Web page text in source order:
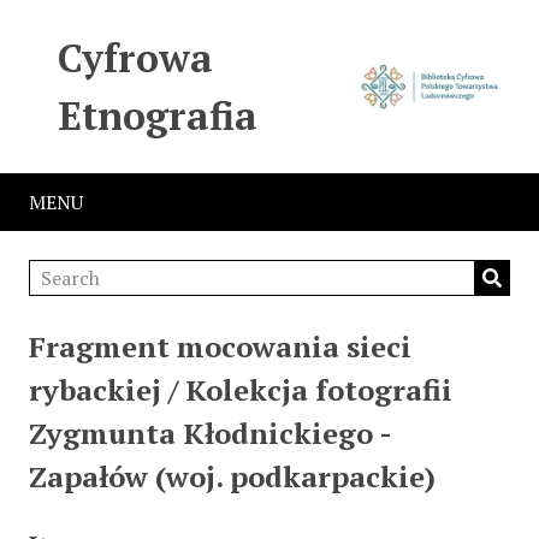
Cyfrowa
Etnografia
MENU
Fragment mocowania sieci
rybackiej / Kolekcja fotografii
Zygmunta Kłodnickiego -
Zapałów (woj. podkarpackie)